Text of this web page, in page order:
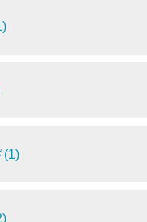
(1)